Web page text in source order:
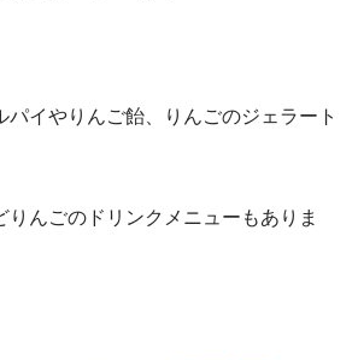
パイやりんご飴、りんごのジェラート
りんごのドリンクメニューもありま